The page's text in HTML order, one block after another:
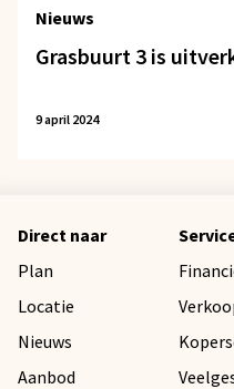
Nieuws
Grasbuurt 3 is
9 april 2024
Direct naar
Plan
Locatie
Nieuws
Aanbod